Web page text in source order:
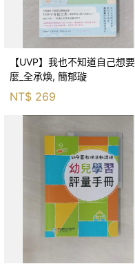
【UVP】我也不知道自己想
麼_全承煥, 簡郁璇
NT$ 269